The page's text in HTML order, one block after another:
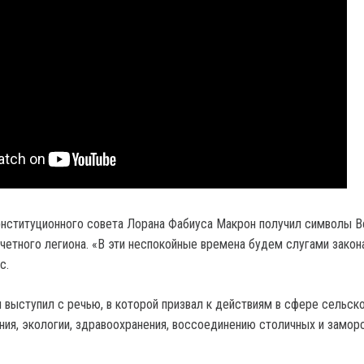
совета Лорана Фабиуса Макрон получил символы
легиона. «В эти неспокойные времена будем слугами
с речью, в которой призвал к действиям в сфере
экологии, здравоохранения, воссоединению столичных и